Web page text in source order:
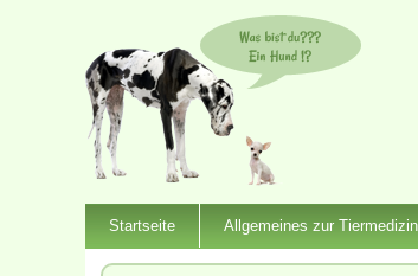
Startseite Allgemeines zur Tiermedizin